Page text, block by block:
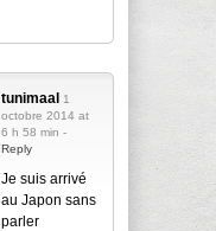
tunimaal 1
octobre 2014 at
6 h 58 min -
Reply
Je suis arrivé
au Japon sans
parler